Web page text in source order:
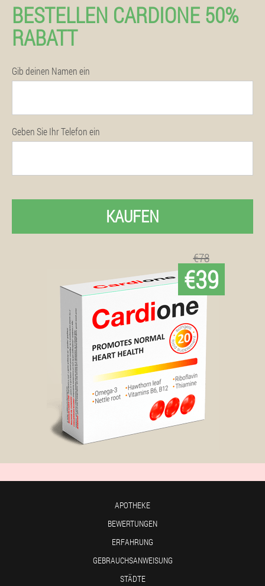
BESTELLEN CARDIONE 50%
RABATT
Gib deinen Namen ein
Geben Sie Ihr Telefon ein
KAUFEN
€78
€39
APOTHEKE
BEWERTUNGEN
ERFAHRUNG
GEBRAUCHSANWEISUNG
STÄDTE